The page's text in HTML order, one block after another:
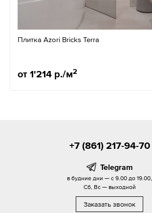
Плитка Azori Bricks Terra
от 1'214 р./м2
+7 (861) 217-94-70
Telegram
в будние дни — с 9.00 до 19.00,
Сб, Вс — выходной
Заказать звонок